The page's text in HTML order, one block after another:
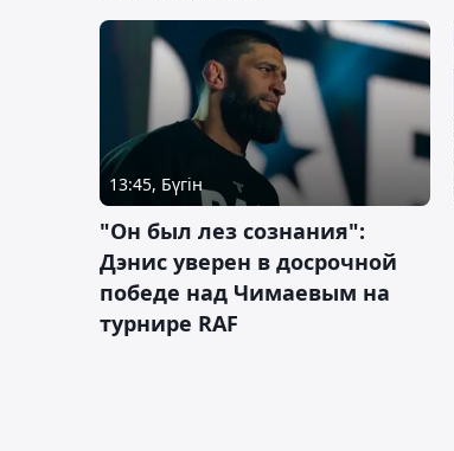
13:45, Бүгін
"Он был лез сознания":
Дэнис уверен в досрочной
победе над Чимаевым на
турнире RAF